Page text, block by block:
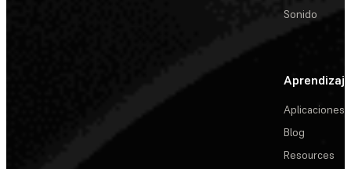
Sonido
Aprendizaje
Aplicaciones
Blog
Resources